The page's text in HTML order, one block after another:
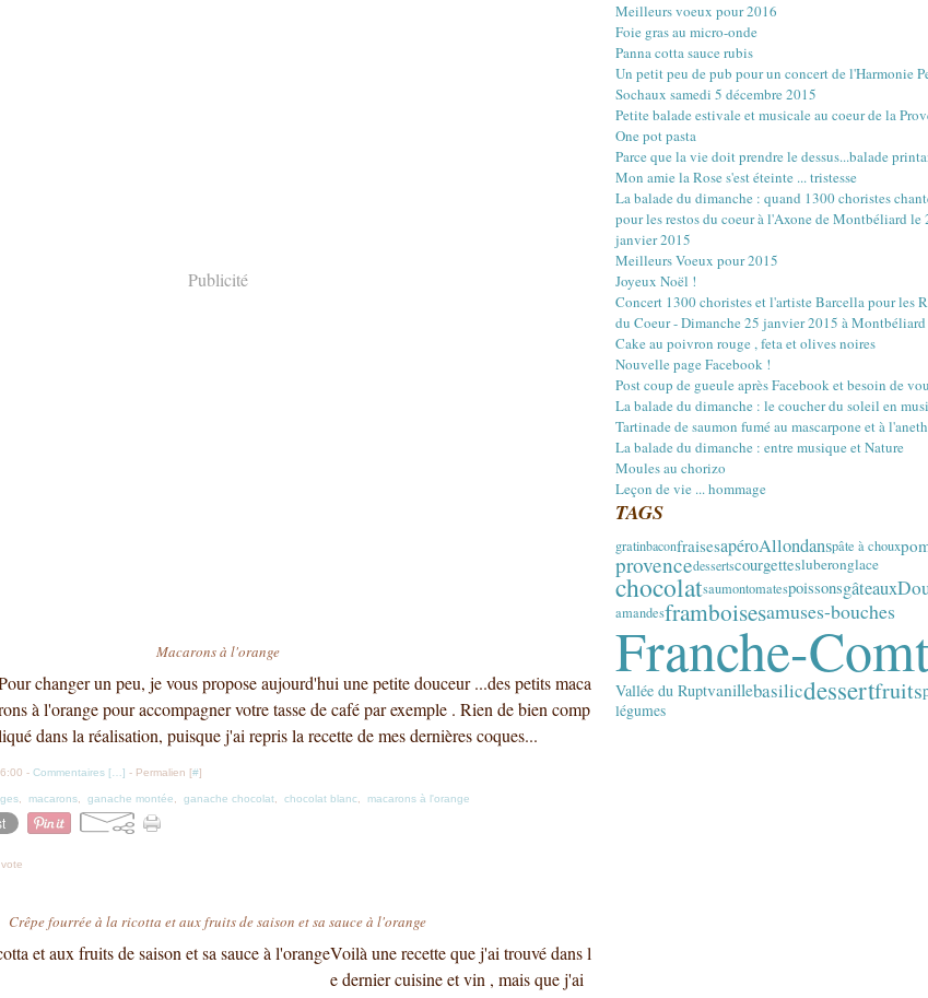
Publicité
Macarons à l'orange
changer un peu, je vous propose aujourd'hui une petite douceur ...des petits maca
à l'orange pour accompagner votre tasse de café par exemple . Rien de bien comp
dans la réalisation, puisque j'ai repris la recette de mes dernières coques...
- Commentaires [ ] - Permalien [#]
macarons ganache montée ganache chocolat chocolat blanc macarons à l'orange
Crêpe fourrée à la ricotta et aux fruits de saison et sa sauce à l'orange
Voilà une recette que j'ai trouvé dans l
e dernier cuisine et vin , mais que j'ai
Mars(1)
Février(3)
Janvier(4)
Mars(12)
Février(12)
Janvier(10)
Mai(22)
Avril(18)
Mars(14)
Février(12)
Janvier(17)
Juin(16)
Mai(20)
Avril(20)
Mars(22)
Février(18)
Janvier(18)
Juillet (17)
Juin(20)
Mai(18)
Avril(16)
Mars (18)
Février(17)
Janvier(16)
Août(15)
Juillet(13)
Juin(21)
Mai(23)
Avril (27)
Mars(29)
Février(30)
Janvier(4)
Meilleurs voeux pour 2016
Foie gras au micro-onde
Panna cotta sauce rubis
Un petit peu de pub pour un concert de l'Harmonie
Sochaux samedi 5 décembre 2015
Petite balade estivale et musicale au coeur de la
One pot pasta
Parce que la vie doit prendre le dessus...balade
Mon amie la Rose s'est éteinte ... tristesse
La balade du dimanche : quand 1300 choristes
pour les restos du coeur à l'Axone de Montbéliard le
janvier 2015
Meilleurs Voeux pour 2015
Joyeux Noël !
Concert 1300 choristes et l'artiste Barcella pour les
du Coeur - Dimanche 25 janvier 2015 à
Cake au poivron rouge , feta et olives noires
Nouvelle page Facebook !
Post coup de gueule après Facebook et besoin de
La balade du dimanche : le coucher du soleil en
Tartinade de saumon fumé au mascarpone et à l'aneth
La balade du dimanche : entre musique et Nature
Moules au chorizo
Leçon de vie ... hommage
TAGS
gratinbaconfraisesapéroAllondanspâte à choux
provencedessertscourgettesluberonglace
chocolatsaumontomatespoissonsgâteaux
amandesframboisesamuses-bouches
Franche-
Vallée du Ruptvanillebasilicdessertfruits
légumes